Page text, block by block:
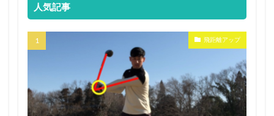
人気記事
飛距離アップ